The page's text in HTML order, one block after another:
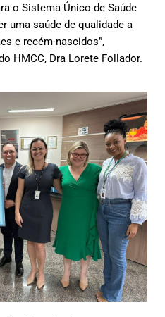
o Sistema Único de Saúde
uma saúde de qualidade a
e recém-nascidos”,
HMCC, Dra Lorete Follador.